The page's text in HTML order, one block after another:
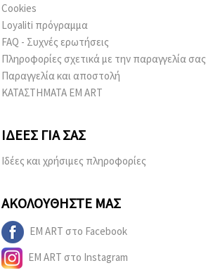
Cookies
Loyaliti πρόγραμμα
FAQ - Συχνές ερωτήσεις
Πληροφορίες σχετικά με την παραγγελία σας
Παραγγελία και αποστολή
ΚΑΤΑΣΤΗΜΑΤΑ EM ART
ΙΔΈΕΣ ΓΙΑ ΣΑΣ
Ιδέες και χρήσιμες πληροφορίες
ΑΚΟΛΟΥΘΉΣΤΕ ΜΑΣ
EM ART στο Facebook
EM ART στο Instagram